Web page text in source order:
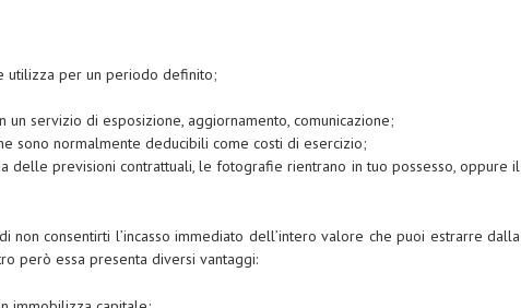
utilizza per un periodo definito;
servizio di esposizione, aggiornamento, comunicazione;
sono normalmente deducibili come costi di esercizio;
delle previsioni contrattuali, le fotografie rientrano in tuo possesso, oppure il
non consentirti l’incasso immediato dell’intero valore che puoi estrarre dalla
però essa presenta diversi vantaggi: